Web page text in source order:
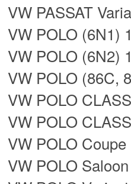
VW PASSAT
VW POLO (6N1)
VW POLO (6N2)
VW POLO (86C,
VW POLO
VW POLO
VW POLO
VW POLO